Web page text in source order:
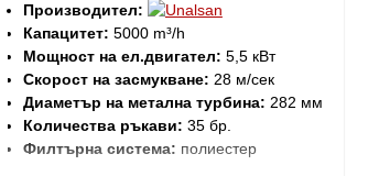
Производител:
Капацитет: 5000 m³/h
Мощност на ел.двигател: 5,5 кВт
Скорост на засмукване: 28 м/сек
Диаметър на метална турбина: 282 мм
Количества ръкави: 35 бр.
Филтърна система: полиестер